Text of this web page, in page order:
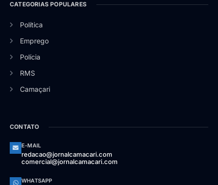
CATEGORIAS POPULARES
Política
Emprego
Polícia
RMS
Camaçari
CONTATO
E-MAIL
redacao@jornalcamacari.com
comercial@jornalcamacari.com
WHATSAPP